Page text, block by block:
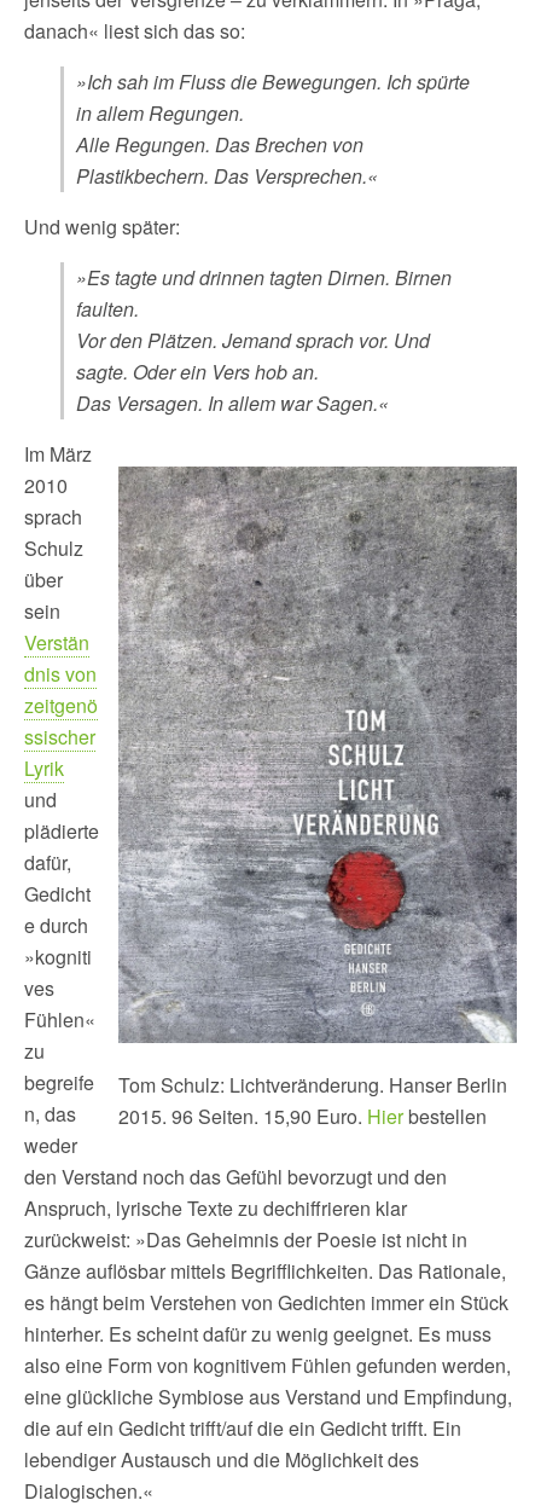
danach« liest sich das so:
»Ich sah im Fluss die Bewegungen. Ich spürte
in allem Regungen.
Alle Regungen. Das Brechen von
Plastikbechern. Das Versprechen.«
Und wenig später:
»Es tagte und drinnen tagten Dirnen. Birnen
faulten.
Vor den Plätzen. Jemand sprach vor. Und
sagte. Oder ein Vers hob an.
Das Versagen. In allem war Sagen.«
Tom Schulz: Lichtveränderung. Hanser Berlin
2015. 96 Seiten. 15,90 Euro. Hierbestellen
Im März
2010
sprach
Schulz
über
sein
Verstän
dnis von
zeitgenö
ssischer
Lyrik
und
plädierte
dafür,
Gedicht
e durch
»kogniti
ves
Fühlen«
zu
begreife
n, das
weder
den Verstand noch das Gefühl bevorzugt und den
Anspruch, lyrische Texte zu dechiffrieren klar
zurückweist: »Das Geheimnis der Poesie ist nicht in
Gänze auflösbar mittels Begrifflichkeiten. Das Rationale,
es hängt beim Verstehen von Gedichten immer ein Stück
hinterher. Es scheint dafür zu wenig geeignet. Es muss
also eine Form von kognitivem Fühlen gefunden werden,
eine glückliche Symbiose aus Verstand und Empfindung,
die auf ein Gedicht trifft/auf die ein Gedicht trifft. Ein
lebendiger Austausch und die Möglichkeit des
Dialogischen.«